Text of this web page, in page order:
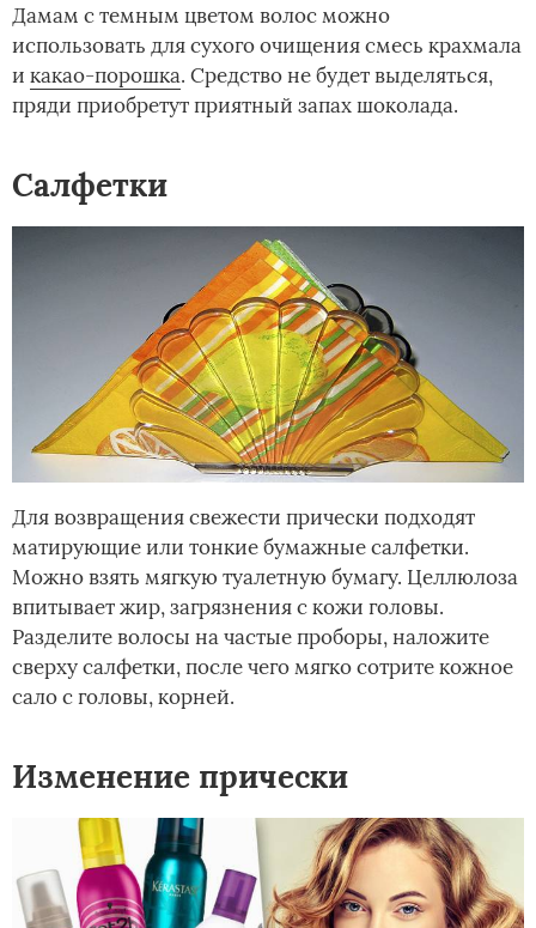
Дамам с темным цветом волос можно
использовать для сухого очищения смесь крахмала
и какао-порошка. Средство не будет выделяться,
пряди приобретут приятный запах шоколада.
Салфетки
Для возвращения свежести прически подходят
матирующие или тонкие бумажные салфетки.
Можно взять мягкую туалетную бумагу. Целлюлоза
впитывает жир, загрязнения с кожи головы.
Разделите волосы на частые проборы, наложите
сверху салфетки, после чего мягко сотрите кожное
сало с головы, корней.
Изменение прически